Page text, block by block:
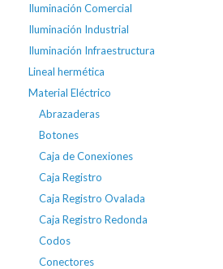
Iluminación Comercial
Iluminación Industrial
Iluminación Infraestructura
Lineal hermética
Material Eléctrico
Abrazaderas
Botones
Caja de Conexiones
Caja Registro
Caja Registro Ovalada
Caja Registro Redonda
Codos
Conectores